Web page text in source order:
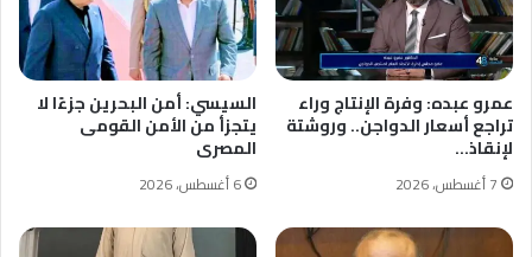
عمرو عبده: وفرة الإنتاج وراء
تراجع أسعار الدواجن.. وروشتة
لإنقاذ…
7 أغسطس، 2026
السيسي: أمن البحرين جزءًا لا
يتجزأ من الأمن القومى
المصرى
6 أغسطس، 2026